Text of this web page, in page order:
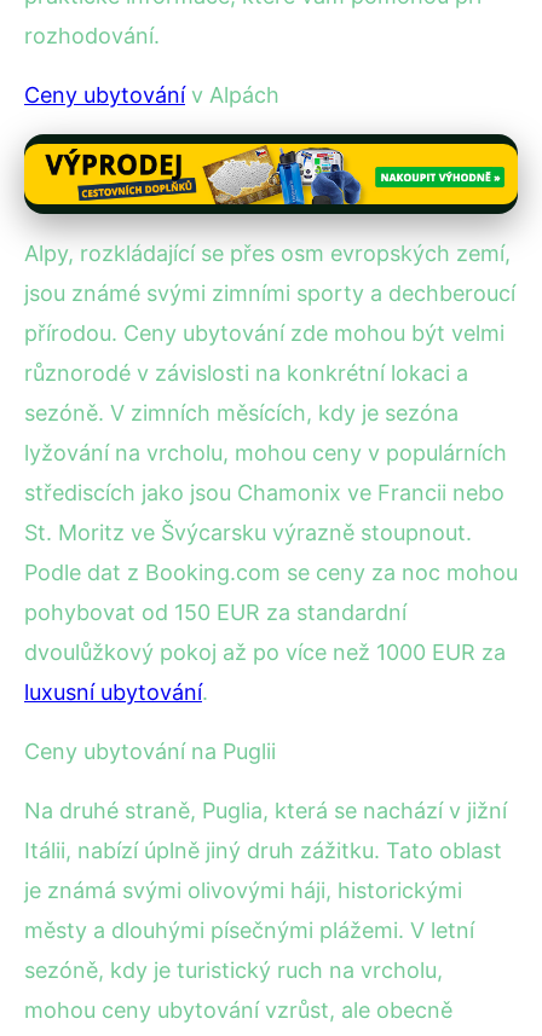
rozhodování.
Ceny ubytovánív Alpách
Alpy, rozkládající se přes osm evropských zemí,
jsou známé svými zimními sporty a dechberoucí
přírodou. Ceny ubytování zde mohou být velmi
různorodé v závislosti na konkrétní lokaci a
sezóně. V zimních měsících, kdy je sezóna
lyžování na vrcholu, mohou ceny v populárních
střediscích jako jsou Chamonix ve Francii nebo
St. Moritz ve Švýcarsku výrazně stoupnout.
Podle dat z Booking.com se ceny za noc mohou
pohybovat od 150 EUR za standardní
dvoulůžkový pokoj až po více než 1000 EUR za
luxusní ubytování.
Ceny ubytování na Puglii
Na druhé straně, Puglia, která se nachází v jižní
Itálii, nabízí úplně jiný druh zážitku. Tato oblast
je známá svými olivovými háji, historickými
městy a dlouhými písečnými plážemi. V letní
sezóně, kdy je turistický ruch na vrcholu,
mohou ceny ubytování vzrůst, ale obecně